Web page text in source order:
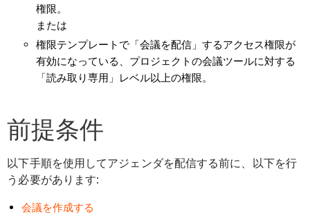
権限。
または
権限テンプレートで「会議を配信」するアクセス権限が
有効になっている、プロジェクトの会議ツールに対する
「読み取り専用」レベル以上の権限。
前提条件
以下手順を使用してアジェンダを配信する前に、以下を行
う必要があります:
会議を作成する